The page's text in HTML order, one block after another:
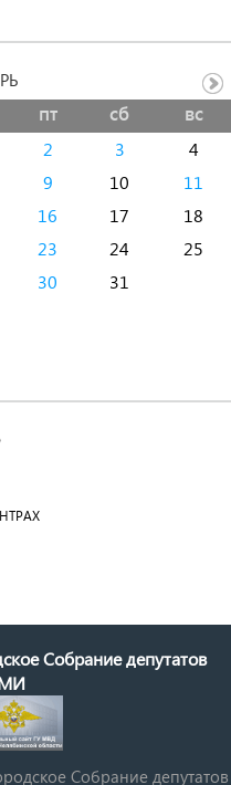
пт сб вс
2 3
4
9 10
11
16 17
18
23 24
25
30 31
Собрание депутатов
Cобрание депутатов